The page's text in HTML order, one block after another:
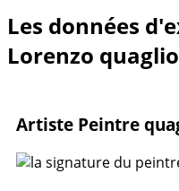
Les données
Lorenzo
Artiste Peintre